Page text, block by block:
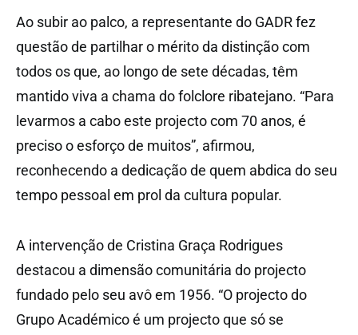
Ao subir ao palco, a representante do GADR fez
questão de partilhar o mérito da distinção com
todos os que, ao longo de sete décadas, têm
mantido viva a chama do folclore ribatejano. “Para
levarmos a cabo este projecto com 70 anos, é
preciso o esforço de muitos”, afirmou,
reconhecendo a dedicação de quem abdica do seu
tempo pessoal em prol da cultura popular.
A intervenção de Cristina Graça Rodrigues
destacou a dimensão comunitária do projecto
fundado pelo seu avô em 1956. “O projecto do
Grupo Académico é um projecto que só se